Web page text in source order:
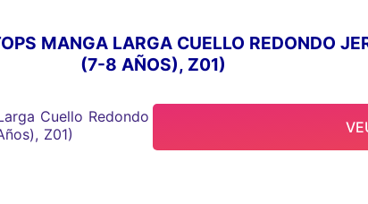
MANGA LARGA CUELLO REDONDO
(7-8 AÑOS), Z01)